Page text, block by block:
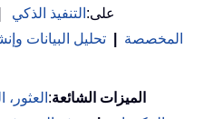
على: التنفيذ الذكي
المخصصة
تحليل البيانات
الميزات الشائعة: